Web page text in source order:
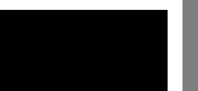
林老師
內花園咖啡農莊］
音樂會當天每票可兌換